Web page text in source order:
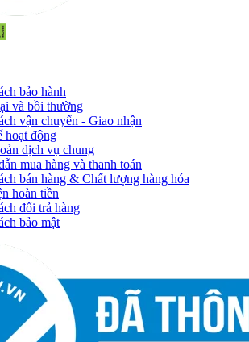
bảo hành
và bồi thường
vận chuyển - Giao nhận
hoạt động
dịch vụ chung
mua hàng và thanh toán
bán hàng & Chất lượng hàng hóa
hoàn tiền
đổi trả hàng
bảo mật